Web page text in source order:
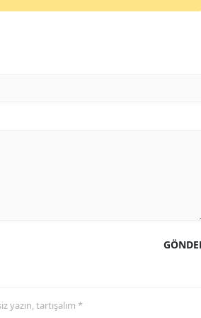
yazın, tartışalım *